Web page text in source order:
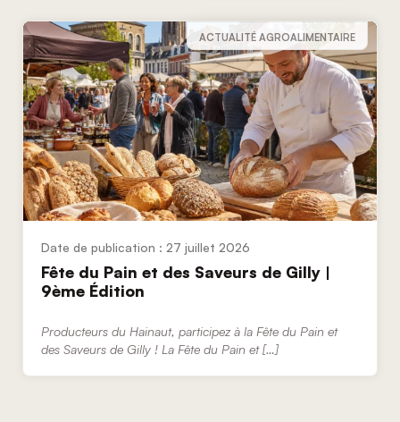
ACTUALITÉ AGROALIMENTAIRE
27 juillet 2026
Fête du Pain et des Saveurs de Gilly |
9ème Édition
Producteurs du Hainaut, participez à la Fête du Pain et
des Saveurs de Gilly ! La Fête du Pain et […]